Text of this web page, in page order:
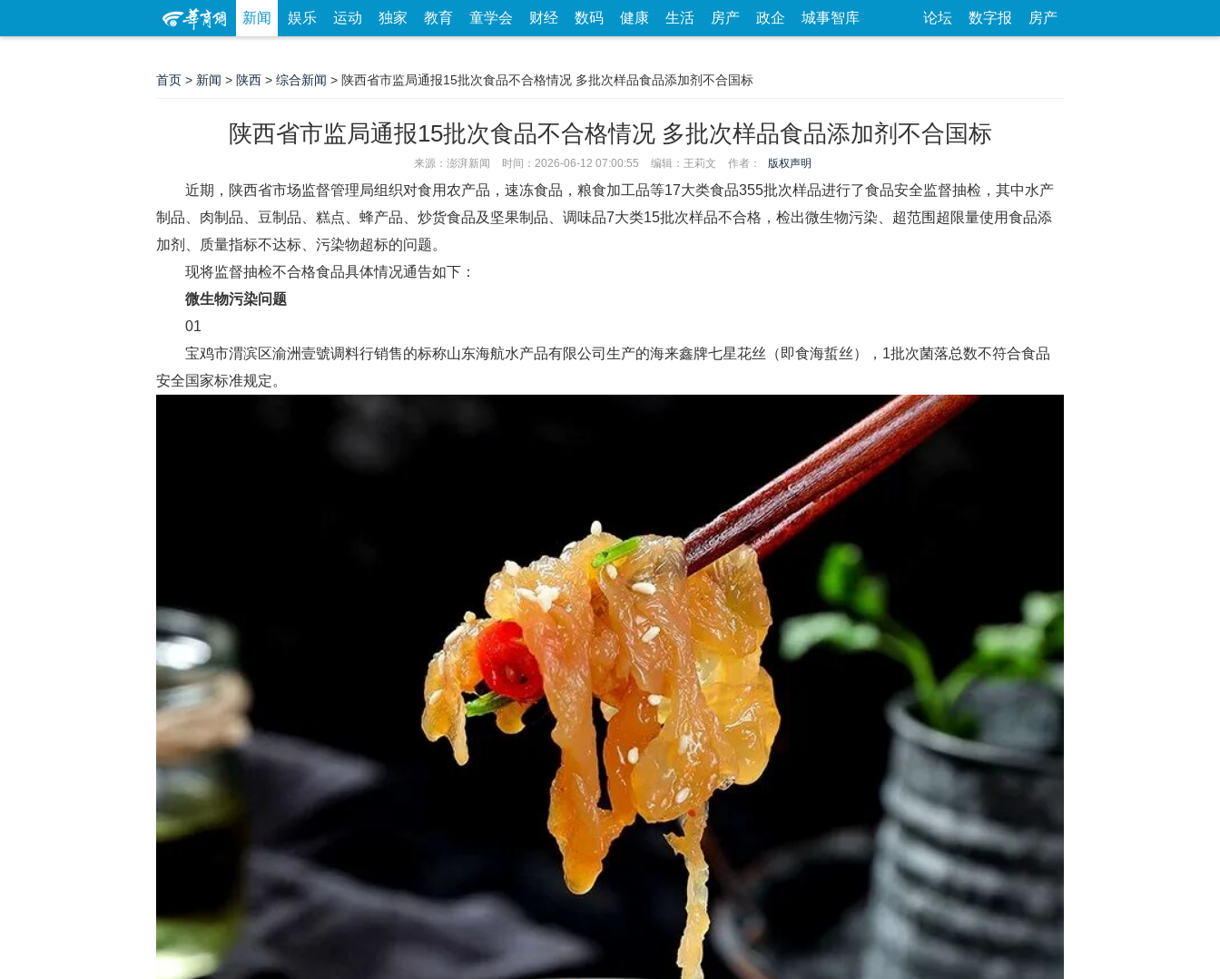
新闻 娱乐 运动 独家 教育 童学会 财经 数码 健康 生活 房产 政企 城事智库 论坛 数字报 房产
首页 > 新闻 > 陕西 > 综合新闻 > 陕西省市监局通报15批次食品不合格情况 多批次样品食品添加剂不合国标
陕西省市监局通报15批次食品不合格情况 多批次样品食品添加剂不合国标
来源：澎湃新闻 时间：2026-06-12 07:00:55 编辑：王莉文 作者： 版权声明
近期，陕西省市场监督管理局组织对食用农产品，速冻食品，粮食加工品等17大类食品355批次样品进行了食品安全监督抽检，其中水产
制品、肉制品、豆制品、糕点、蜂产品、炒货食品及坚果制品、调味品7大类15批次样品不合格，检出微生物污染、超范围超限量使用食品添
加剂、质量指标不达标、污染物超标的问题。
现将监督抽检不合格食品具体情况通告如下：
微生物污染问题
01
宝鸡市渭滨区渝洲壹號调料行销售的标称山东海航水产品有限公司生产的海来鑫牌七星花丝（即食海蜇丝），1批次菌落总数不符合食品
安全国家标准规定。